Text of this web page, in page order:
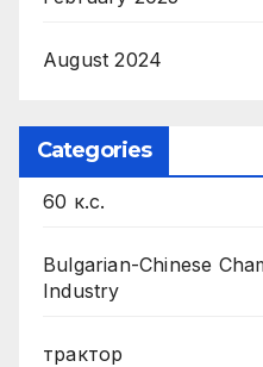
August 2024
Categories
60 к.с.
Bulgarian-Chinese
Industry
трактор